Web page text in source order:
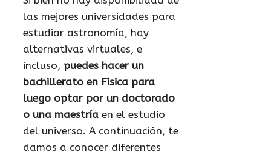
las mejores universidades para
estudiar astronomía, hay
alternativas virtuales, e
incluso, puedes hacer un
bachillerato en Física para
luego optar por un doctorado
o una maestría en el estudio
del universo. A continuación, te
damos a conocer diferentes